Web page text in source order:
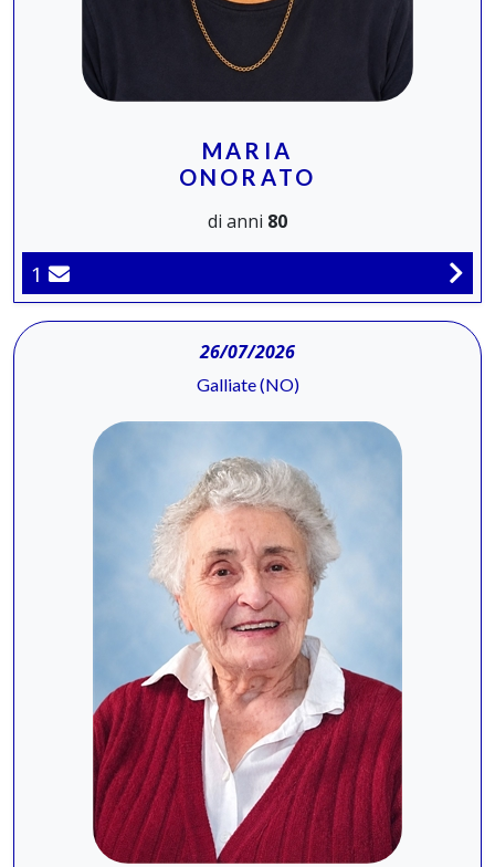
MARIA
ONORATO
di anni 80
1
26/07/2026
Galliate (NO)